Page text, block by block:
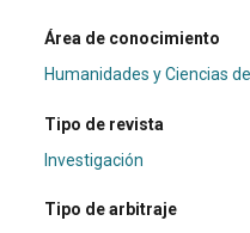
Área de conocimiento
Humanidades y Ciencias
Tipo de revista
Investigación
Tipo de arbitraje